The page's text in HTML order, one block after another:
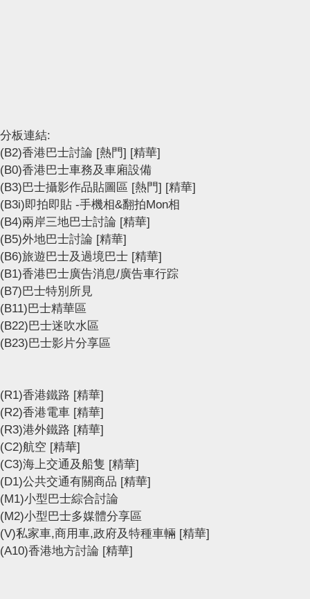
分板連結:
(B2)香港巴士討論 [熱門] [精華]
(B0)香港巴士車務及車廂設備
(B3)巴士攝影作品貼圖區 [熱門] [精華]
(B3i)即拍即貼 -手機相&翻拍Mon相
(B4)兩岸三地巴士討論 [精華]
(B5)外地巴士討論 [精華]
(B6)旅遊巴士及過境巴士 [精華]
(B1)香港巴士廣告消息/廣告車行踪
(B7)巴士特別所見
(B11)巴士精華區
(B22)巴士迷吹水區
(B23)巴士影片分享區
(R1)香港鐵路 [精華]
(R2)香港電車 [精華]
(R3)港外鐵路 [精華]
(C2)航空 [精華]
(C3)海上交通及船隻 [精華]
(D1)公共交通有關商品 [精華]
(M1)小型巴士綜合討論
(M2)小型巴士多媒體分享區
(V)私家車,商用車,政府及特種車輛 [精華]
(A10)香港地方討論 [精華]